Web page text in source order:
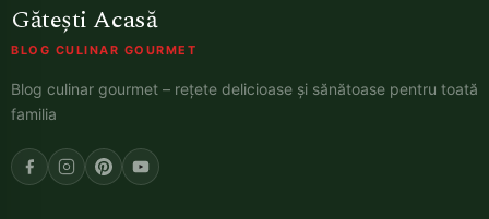
Gătești Acasă
BLOG CULINAR GOURMET
Blog culinar gourmet – rețete delicioase și sănătoase pentru toată
familia